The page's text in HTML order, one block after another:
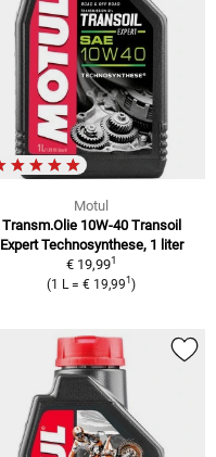
Motul
Transm.Olie 10W-40 Transoil
Expert Technosynthese, 1 liter
€ 19,991
(1 L = € 19,991 )